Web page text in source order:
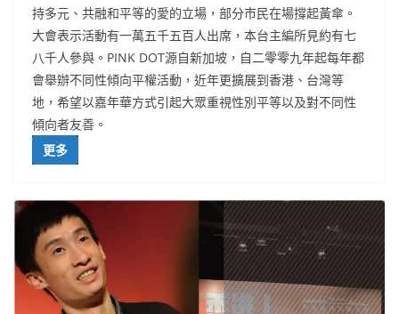
持多元、共融和平等的愛的立場，部分市民在場撐起黃傘。
大會表示活動有一萬五千五百人出席，本台主編所見約有七
八千人參與。PINK DOT源自新加坡，自二零零九年起每年都
會舉辦不同性傾向平權活動，近年更擴展到香港、台灣等
地，希望以嘉年華方式引起大眾重視性別平等以及對不同性
傾向者友善。
更多